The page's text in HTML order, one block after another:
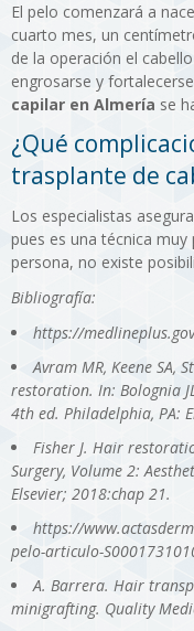
El pelo comenzará a
cuarto mes, un
de la operación el
engrosarse y
capilar en Almería se
¿Qué
trasplante de
Los especialistas
pues es una técnica
persona, no existe
Bibliografía:
https://
Avram MR, Keene SA,
restoration. In: Bolognia
4th ed. Philadelphia, PA:
Fisher J. Hair
Surgery, Volume 2:
Elsevier; 2018:chap 21.
https://
pelo-articulo-
A. Barrera. Hair
minigrafting. Quality